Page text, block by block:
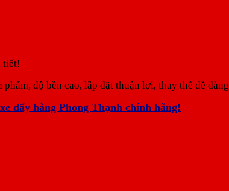
tiết!
độ bền cao, lắp đặt thuận lợi, thay thế dễ dàng
đẩy hàng Phong Thạnh chính hãng!